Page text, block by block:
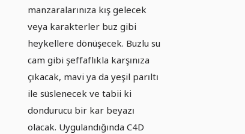
manzaralarınıza kış gelecek
veya karakterler buz gibi
heykellere dönüşecek. Buzlu su
cam gibi şeffaflıkla karşınıza
çıkacak, mavi ya da yeşil parıltı
ile süslenecek ve tabii ki
dondurucu bir kar beyazı
olacak. Uygulandığında C4D